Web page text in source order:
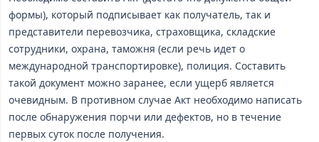
формы), который подписывает как получатель, так и
представители перевозчика, страховщика, складские
сотрудники, охрана, таможня (если речь идет о
международной транспортировке), полиция. Составить
такой документ можно заранее, если ущерб является
очевидным. В противном случае Акт необходимо написать
после обнаружения порчи или дефектов, но в течение
первых суток после получения.